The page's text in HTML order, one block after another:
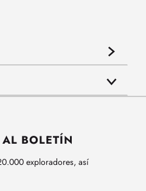
BOLETÍN
exploradores, así